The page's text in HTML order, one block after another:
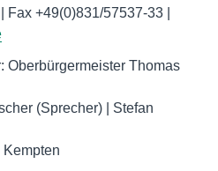
+49(0)831/57537-33 |
Oberbürgermeister Thomas
(Sprecher) | Stefan